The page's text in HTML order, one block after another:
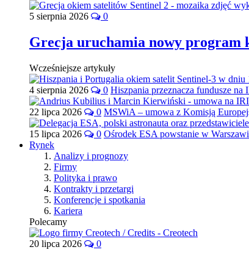
5 sierpnia 2026 0
Grecja uruchamia nowy program
Wcześniejsze artykuły
4 sierpnia 2026 0 Hiszpania przeznacza fundusze na
22 lipca 2026 0 MSWiA – umowa z Komisją
15 lipca 2026 0 Ośrodek ESA powstanie w
Rynek
Analizy i prognozy
Firmy
Polityka i prawo
Kontrakty i przetargi
Konferencje i spotkania
Kariera
Polecamy
20 lipca 2026 0